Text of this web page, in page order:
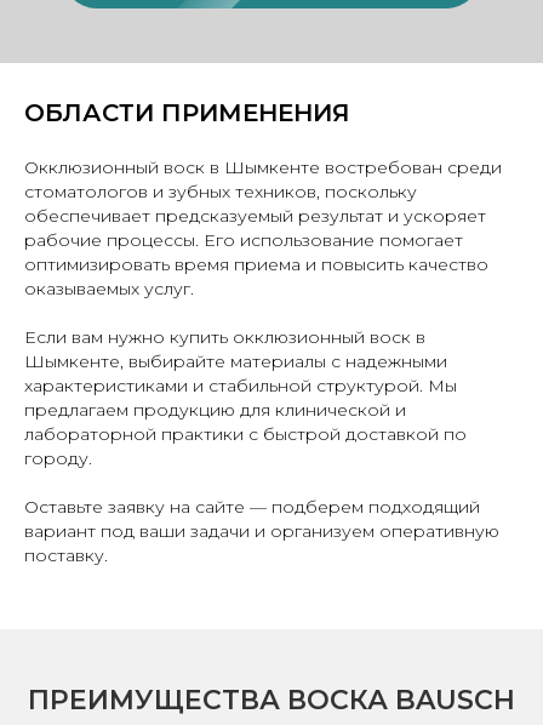
ОБЛАСТИ ПРИМЕНЕНИЯ
Окклюзионный воск в Шымкенте востребован среди
стоматологов и зубных техников, поскольку
обеспечивает предсказуемый результат и ускоряет
рабочие процессы. Его использование помогает
оптимизировать время приема и повысить качество
оказываемых услуг.
Если вам нужно купить окклюзионный воск в
Шымкенте, выбирайте материалы с надежными
характеристиками и стабильной структурой. Мы
предлагаем продукцию для клинической и
лабораторной практики с быстрой доставкой по
городу.
Оставьте заявку на сайте — подберем подходящий
вариант под ваши задачи и организуем оперативную
поставку.
ПРЕИМУЩЕСТВА ВОСКА BAUSCH